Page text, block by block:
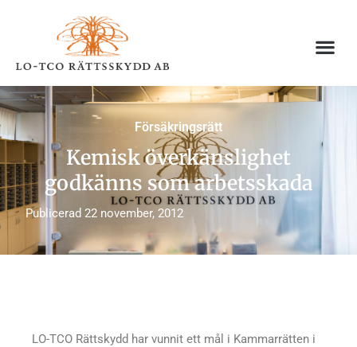
Försäkringsrätt
Kemisk överkänslighet
godkänns som arbetsskada
Publicerad 22 november, 2012
LO-TCO Rättskydd har vunnit ett mål i Kammarrätten i